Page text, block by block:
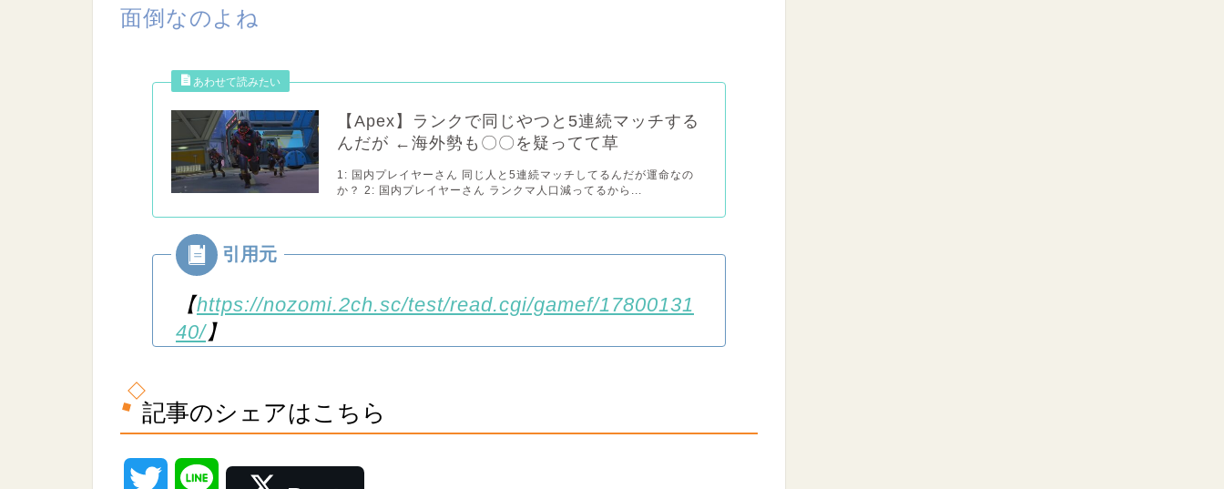
面倒なのよね
【Apex】ランクで同じやつと5連続マッチする
んだが ←海外勢も〇〇を疑ってて草
1: 国内プレイヤーさん 同じ人と5連続マッチしてるんだが運命なの
か？ 2: 国内プレイヤーさん ランクマ人口減ってるから...
【https://nozomi.2ch.sc/test/read.cgi/gamef/17800131
40/】
記事のシェアはこちら